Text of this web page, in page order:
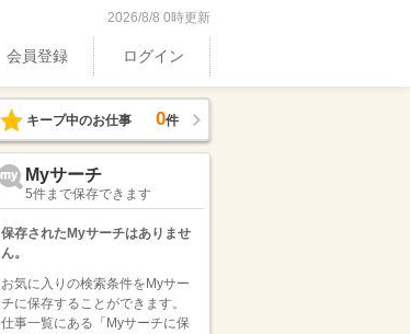
2026/8/8 0時更新
会員登録 ログイン
キープ中のお仕事 0件
Myサーチ
5件まで保存できます
保存されたMyサーチはありませ
ん。
お気に入りの検索条件をMyサー
チに保存することができます。
仕事一覧にある「Myサーチに保